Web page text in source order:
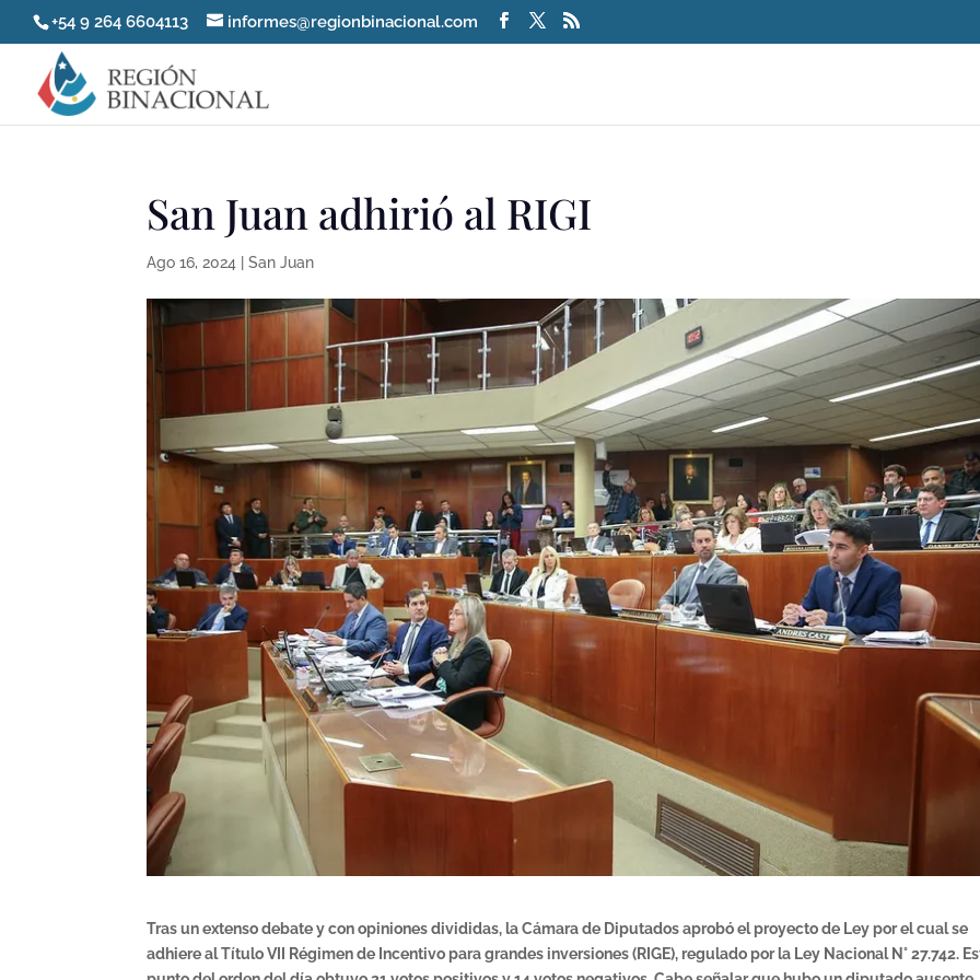
+54 9 264 6604113 informes@regionbinacional.com
San Juan adhirió al RIGI
Ago 16, 2024 |San Juan
Tras un extenso debate y con opiniones divididas, la Cámara de Diputados aprobó el proyecto de Ley por el cual se
adhiere al Título VII Régimen de Incentivo para grandes inversiones (RIGE), regulado por la Ley Nacional N° 27.742.